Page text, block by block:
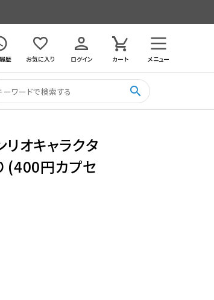
歴
お気に入り ログイン カート メニュー
search
リオキャラクタ
(400円カプセ